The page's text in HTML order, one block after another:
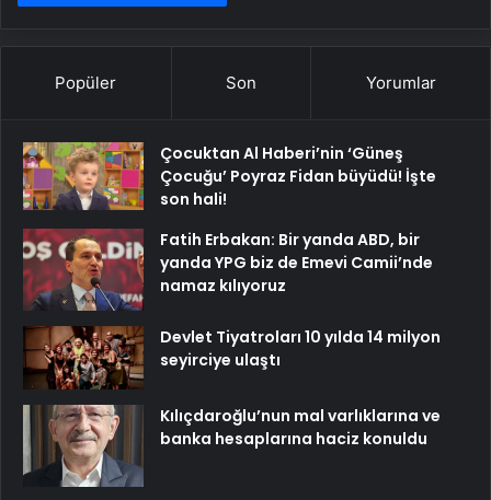
Popüler Son Yorumlar
Çocuktan Al Haberi’nin ‘Güneş
Çocuğu’ Poyraz Fidan büyüdü! İşte
son hali!
Fatih Erbakan: Bir yanda ABD, bir
yanda YPG biz de Emevi Camii’nde
namaz kılıyoruz
Devlet Tiyatroları 10 yılda 14 milyon
seyirciye ulaştı
Kılıçdaroğlu’nun mal varlıklarına ve
banka hesaplarına haciz konuldu